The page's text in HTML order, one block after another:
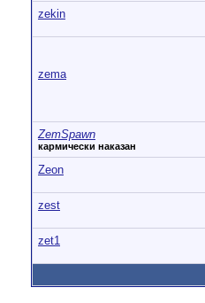
zekin
zema
ZemSpawn
кармически наказан
Zeon
zest
zet1